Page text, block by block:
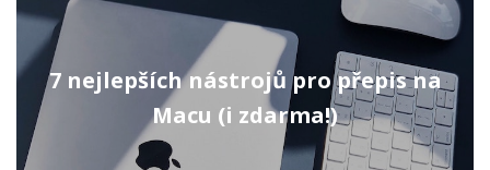
7 nejlepších nástrojů pro přepis na
Macu (i zdarma!)